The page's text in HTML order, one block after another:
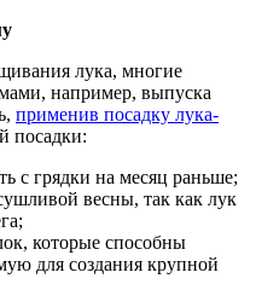
лука, многие
например, выпуска
применив посадку лука-
посадки:
с грядки на месяц раньше;
весны, так как лук
которые способны
для создания крупной